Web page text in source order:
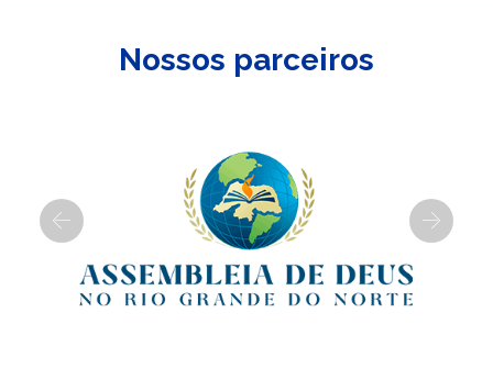
Nossos parceiros
Previous Next